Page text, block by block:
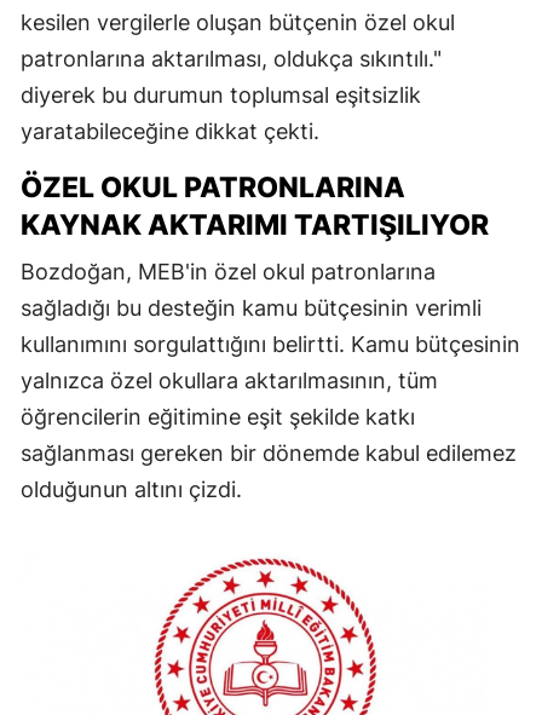
kesilen vergilerle oluşan bütçenin özel okul
patronlarına aktarılması, oldukça sıkıntılı."
diyerek bu durumun toplumsal eşitsizlik
yaratabileceğine dikkat çekti.
ÖZEL OKUL PATRONLARINA
KAYNAK AKTARIMI TARTIŞILIYOR
Bozdoğan, MEB'in özel okul patronlarına
sağladığı bu desteğin kamu bütçesinin verimli
kullanımını sorgulattığını belirtti. Kamu bütçesinin
yalnızca özel okullara aktarılmasının, tüm
öğrencilerin eğitimine eşit şekilde katkı
sağlanması gereken bir dönemde kabul edilemez
olduğunun altını çizdi.